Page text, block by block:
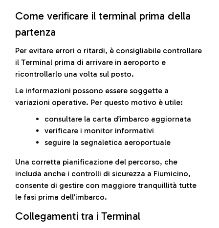
Come verificare il terminal prima della
partenza
Per evitare errori o ritardi, è consigliabile controllare
il Terminal prima di arrivare in aeroporto e
ricontrollarlo una volta sul posto.
Le informazioni possono essere soggette a
variazioni operative. Per questo motivo è utile:
consultare la carta d’imbarco aggiornata
verificare i monitor informativi
seguire la segnaletica aeroportuale
Una corretta pianificazione del percorso, che
includa anche i controlli di sicurezza a Fiumicino,
consente di gestire con maggiore tranquillità tutte
le fasi prima dell’imbarco.
Collegamenti tra i Terminal